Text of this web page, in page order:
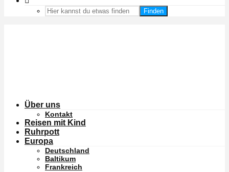
Finden
Über uns
Kontakt
Reisen mit Kind
Ruhrpott
Europa
Deutschland
Baltikum
Frankreich